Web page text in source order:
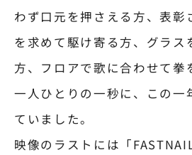
わず口元を押さえる方、表彰
を求めて駆け寄る方、グラス
方、フロアで歌に合わせて拳
一人ひとりの一秒に、この一
ていました。
映像のラストには「